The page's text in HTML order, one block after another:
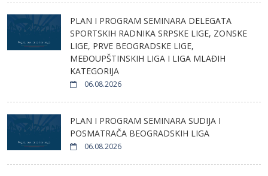
PLAN I PROGRAM SEMINARA DELEGATA
SPORTSKIH RADNIKA SRPSKE LIGE, ZONSKE
LIGE, PRVE BEOGRADSKE LIGE,
MEĐOUPŠTINSKIH LIGA I LIGA MLAĐIH
KATEGORIJA
06.08.2026
PLAN I PROGRAM SEMINARA SUDIJA I
POSMATRAČA BEOGRADSKIH LIGA
06.08.2026